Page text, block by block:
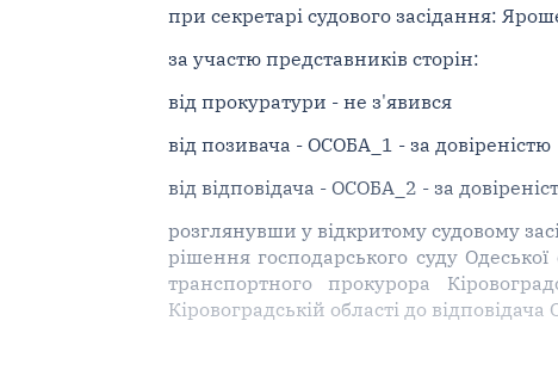
при секретарі судового засідання:
за участю представників сторін:
від прокуратури - не з'явився
від позивача - ОСОБА_1 - за довіреністю
від відповідача - ОСОБА_2 - за
розглянувши у відкритому судовому
рішення господарського суду
транспортного прокурора
Кіровоградській області до